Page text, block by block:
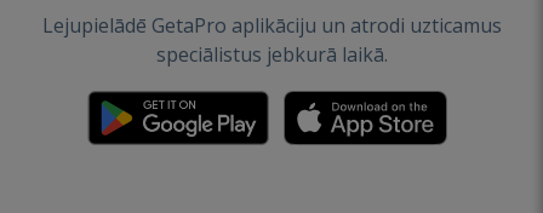
Lejupielādē GetaPro aplikāciju un atrodi uzticamus
speciālistus jebkurā laikā.